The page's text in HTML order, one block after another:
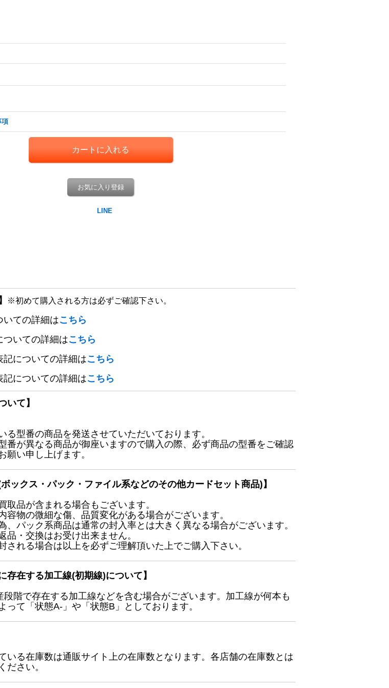
項
お気に入り登録
※初めて購入される方は必ずご確認下さい。
いての詳細はこちら
ついての詳細はこちら
についての詳細はこちら
についての詳細はこちら
いて】
型番の商品を発送させていただいております。
番が異なる商品が御座いますので購入の際、必ず商品の型番をご確認
願い申し上げます。
ックス・パック・ファイル系などのその他カードセット商品)】
取品が含まれる場合もございます。
容物の微細な傷、品質変化がある場合がございます。
、パック系商品は通常の封入率とは大きく異なる場合がございます。
品・交換はお受け出来ません。
される場合は以上を必ずご理解頂いた上でご購入下さい。
存在する加工線(初期線)について】
階で存在する加工線などを含む場合がございます。加工線が何本も
って「状態A-」や「状態B」としております。
いる在庫数は通販サイト上の在庫数となります。各店舗の在庫数とは
ださい。